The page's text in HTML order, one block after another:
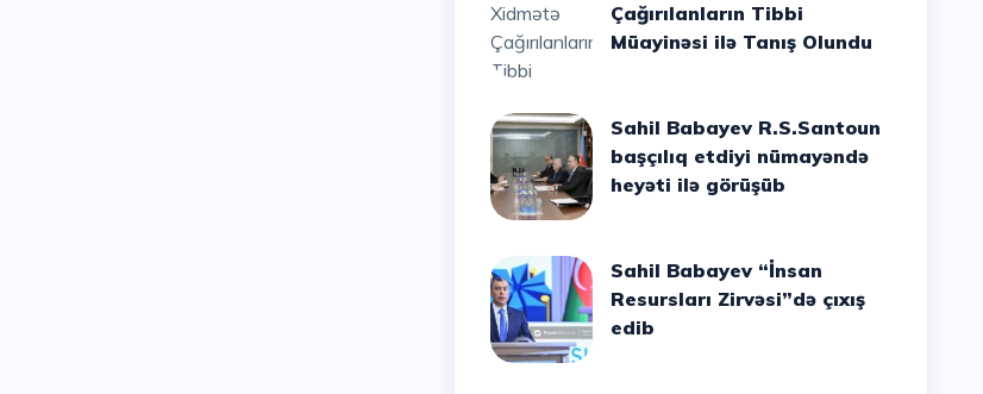
Çağırılanların Tibbi
Müayinəsi ilə Tanış Olundu
Sahil Babayev R.S.Santoun
başçılıq etdiyi nümayəndə
heyəti ilə görüşüb
Sahil Babayev “İnsan
Resursları Zirvəsi”də çıxış
edib